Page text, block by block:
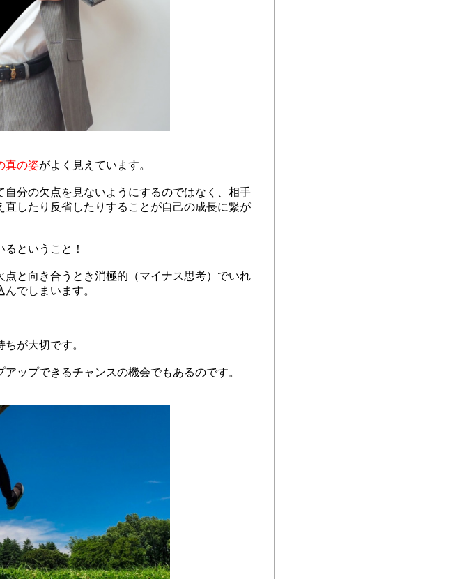
真の姿がよく見えています。
分の欠点を見ないようにするのではなく、相手
したり反省したりすることが自己の成長に繋が
るということ！
と向き合うとき消極的（マイナス思考）でいれ
でしまいます。
ちが大切です。
ップできるチャンスの機会でもあるのです。